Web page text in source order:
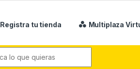
Registra tu tienda Multiplaza